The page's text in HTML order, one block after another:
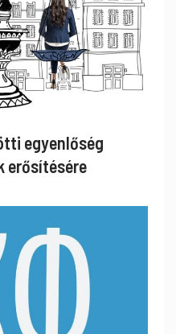
egyenlőség
erősítésére